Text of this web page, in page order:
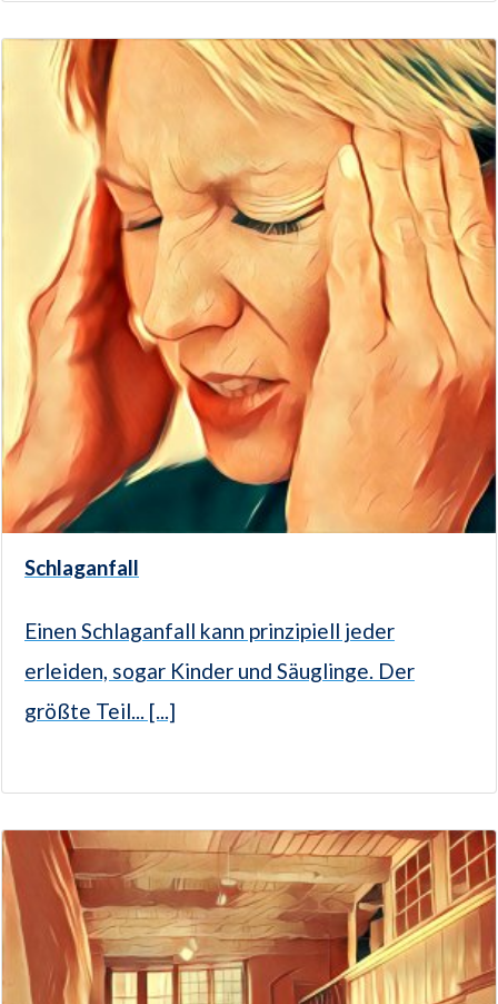
Schlaganfall
Einen Schlaganfall kann prinzipiell jeder
erleiden, sogar Kinder und Säuglinge. Der
größte Teil... [...]